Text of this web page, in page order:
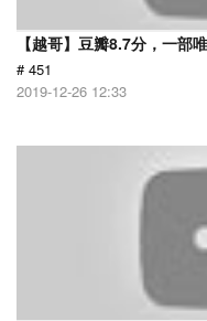
【越哥】豆瓣8.7分，一部
# 451
2019-12-26 12:33